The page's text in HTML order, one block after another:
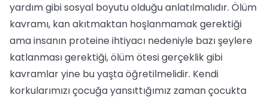
yardım gibi sosyal boyutu olduğu anlatılmalıdır. Ölüm
kavramı, kan akıtmaktan hoşlanmamak gerektiği
ama insanın proteine ihtiyacı nedeniyle bazı şeylere
katlanması gerektiği, ölüm ötesi gerçeklik gibi
kavramlar yine bu yaşta öğretilmelidir. Kendi
korkularımızı çocuğa yansıttığımız zaman çocukta